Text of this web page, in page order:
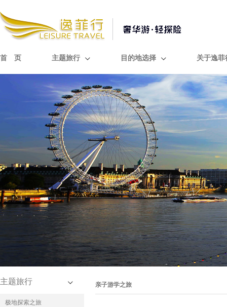
首 页 主题旅行 目的地选择 关于逸菲
主题旅行
极地探索之旅
亲子游学之旅